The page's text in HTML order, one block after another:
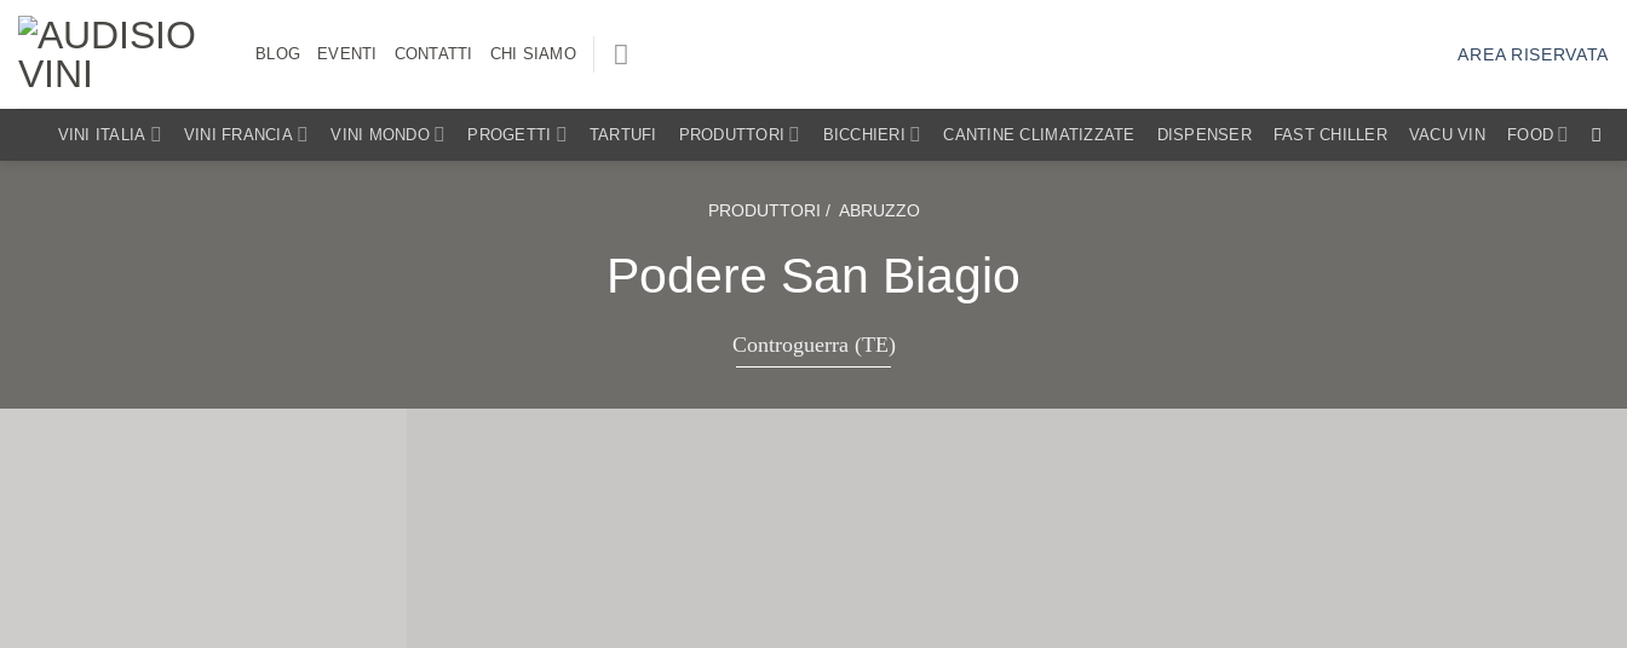
Salta
contenuti
BLOG EVENTI CONTATTI CHI SIAMO AREA RISERVATA
VINI ITALIA VINI FRANCIA VINI MONDO PROGETTI TARTUFI PRODUTTORI BICCHIERI CANTINE CLIMATIZZATE DISPENSER FAST CHILLER VACU VIN FOOD
PRODUTTORI / ABRUZZO
Podere San Biagio
Controguerra (TE)